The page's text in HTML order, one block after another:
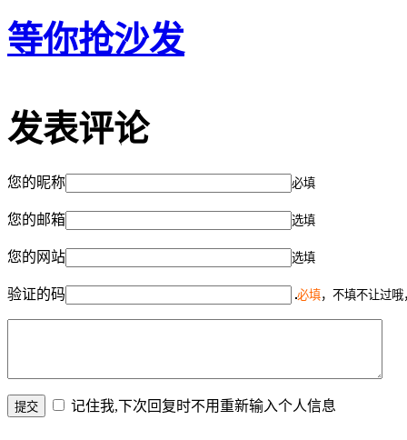
等你抢沙发
发表评论
您的昵称 必填
您的邮箱 选填
您的网站 选填
验证的码 必填，不填不让过
记住我,下次回复时不用重新输入个人信息